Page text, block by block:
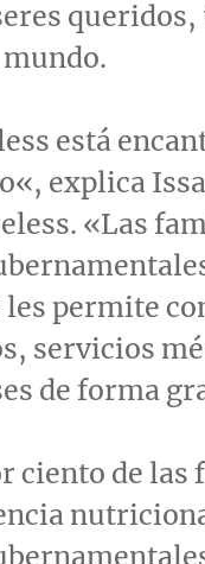
está
«, explica
«Las
permite
servicios
de forma
ciento de las